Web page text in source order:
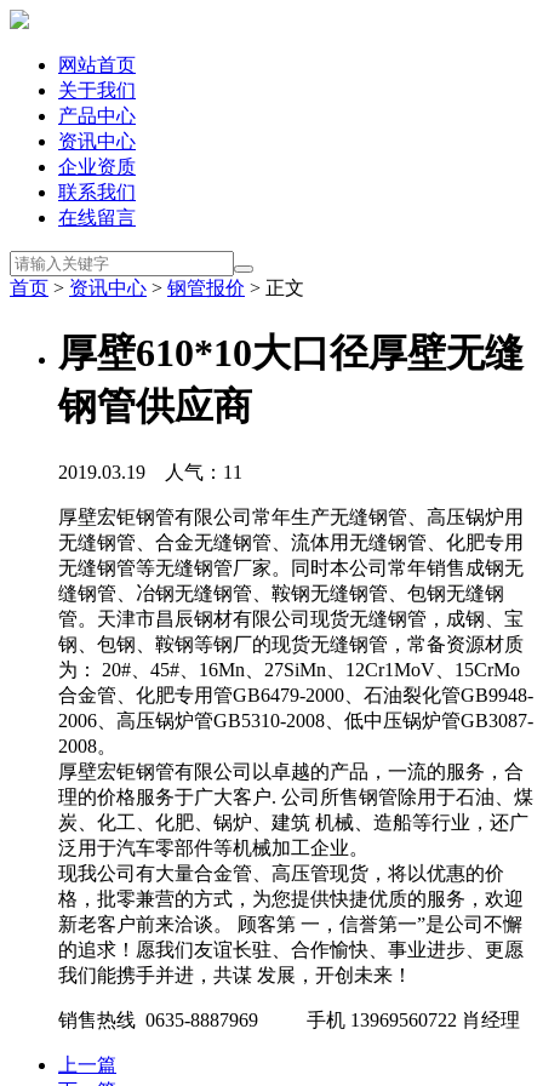
网站首页
关于我们
产品中心
资讯中心
企业资质
联系我们
在线留言
首页 > 资讯中心 > 钢管报价 > 正文
厚壁610*10大口径厚壁无缝
钢管供应商
2019.03.19 人气： 11
厚壁宏钜钢管有限公司常年生产无缝钢管、高压锅炉用
无缝钢管、合金无缝钢管、流体用无缝钢管、化肥专用
无缝钢管等无缝钢管厂家。同时本公司常年销售成钢无
缝钢管、冶钢无缝钢管、鞍钢无缝钢管、包钢无缝钢
管。天津市昌辰钢材有限公司现货无缝钢管，成钢、宝
钢、包钢、鞍钢等钢厂的现货无缝钢管，常备资源材质
为： 20#、45#、16Mn、27SiMn、12Cr1MoV、15CrMo
合金管、化肥专用管GB6479-2000、石油裂化管GB9948-
2006、高压锅炉管GB5310-2008、低中压锅炉管GB3087-
2008。
厚壁宏钜钢管有限公司以卓越的产品，一流的服务，合
理的价格服务于广大客户. 公司所售钢管除用于石油、煤
炭、化工、化肥、锅炉、建筑 机械、造船等行业，还广
泛用于汽车零部件等机械加工企业。
现我公司有大量合金管、高压管现货，将以优惠的价
格，批零兼营的方式，为您提供快捷优质的服务，欢迎
新老客户前来洽谈。 顾客第 一，信誉第一”是公司不懈
的追求！愿我们友谊长驻、合作愉快、事业进步、更愿
我们能携手并进，共谋 发展，开创未来！
销售热线 0635-8887969 手机 13969560722 肖经理
上一篇